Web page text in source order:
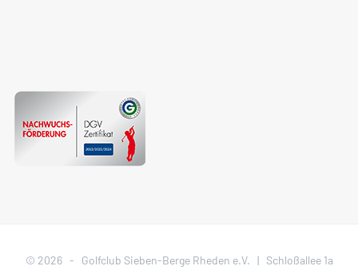
© 2026 - Golfclub Sieben-Berge Rheden e.V. | Schloßallee 1a